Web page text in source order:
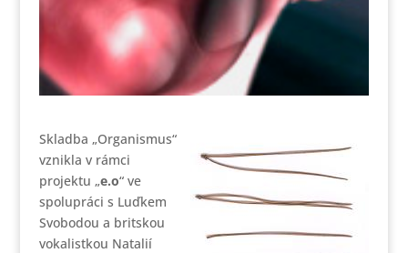
Skladba „Organismus“
vznikla v rámci
projektu „e.o“ ve
spolupráci s Luďkem
Svobodou a britskou
vokalistkou Natalií